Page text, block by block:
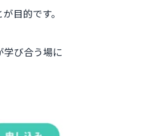
目的です。
学び合う場に